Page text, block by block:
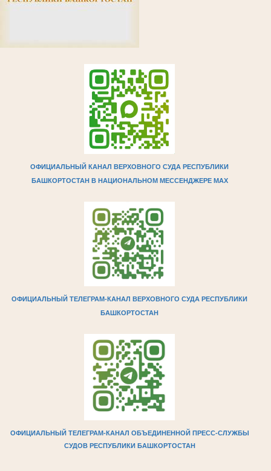
ОФИЦИАЛЬНЫЙ КАНАЛ ВЕРХОВНОГО СУДА РЕСПУБЛИКИ
БАШКОРТОСТАН В НАЦИОНАЛЬНОМ МЕССЕНДЖЕРЕ МAX
ОФИЦИАЛЬНЫЙ ТЕЛЕГРАМ-КАНАЛ ВЕРХОВНОГО СУДА РЕСПУБЛИКИ
БАШКОРТОСТАН
ОФИЦИАЛЬНЫЙ ТЕЛЕГРАМ-КАНАЛ ОБЪЕДИНЕННОЙ ПРЕСС-СЛУЖБЫ
СУДОВ РЕСПУБЛИКИ БАШКОРТОСТАН